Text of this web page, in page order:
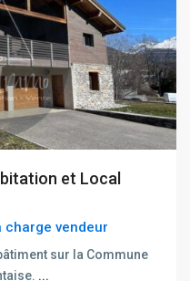
et Local
charge vendeur
sur la Commune
...